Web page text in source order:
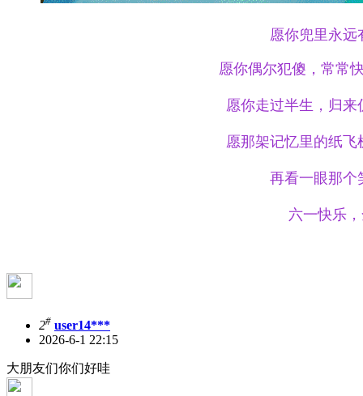
愿你兜里永远
愿你偶尔犯傻，常常
愿你走过半生，归
愿那架记忆里的纸
再看一眼那个
六一快乐
2# user14***
2026-6-1 22:15
大朋友们你们好哇